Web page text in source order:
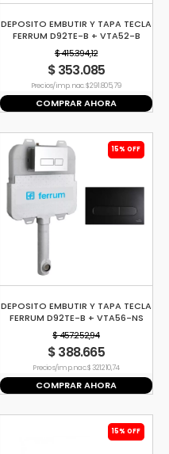
DEPOSITO EMBUTIR Y TAPA TECLA
FERRUM D92TE-B + VTA52-B
$ 415.394,12
$ 353.085
Precio s/imp. nac. $ 291.805,79
COMPRAR AHORA
15% OFF
DEPOSITO EMBUTIR Y TAPA TECLA
FERRUM D92TE-B + VTA56-NS
$ 457.252,94
$ 388.665
Precio s/imp. nac. $ 321.210,74
COMPRAR AHORA
15% OFF